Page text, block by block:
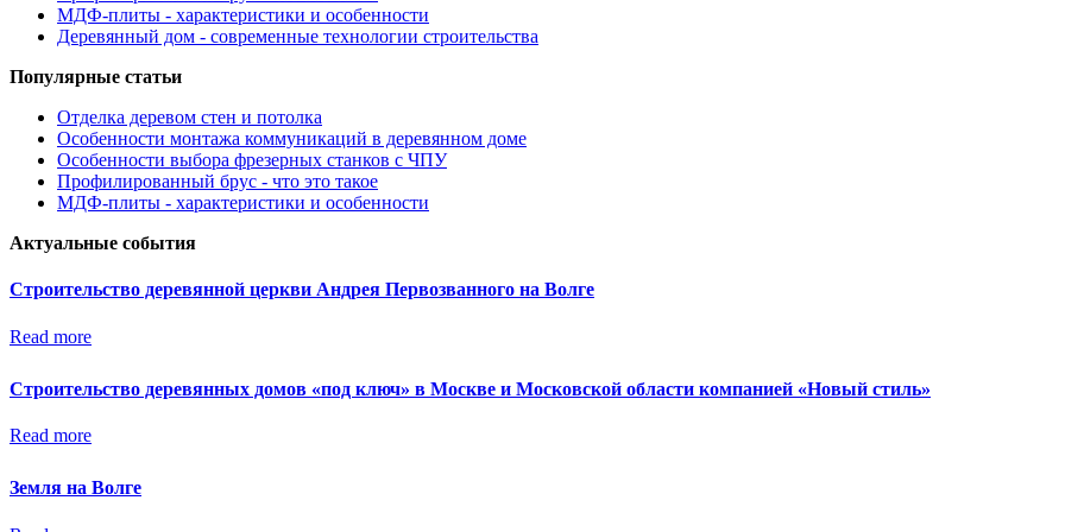
МДФ-плиты - характеристики и особенности
Деревянный дом - современные технологии строительства
Популярные статьи
Отделка деревом стен и потолка
Особенности монтажа коммуникаций в деревянном доме
Особенности выбора фрезерных станков с ЧПУ
Профилированный брус - что это такое
МДФ-плиты - характеристики и особенности
Актуальные события
Строительство деревянной церкви Андрея Первозванного на Волге
Read more
Строительство деревянных домов «под ключ» в Москве и Московской области компанией «Новый стиль»
Read more
Земля на Волге